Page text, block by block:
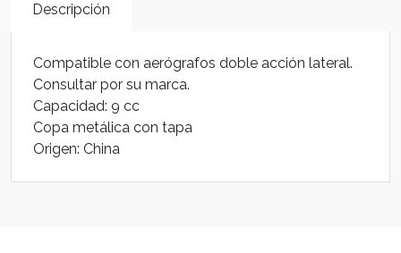
Descripción
Compatible con aerógrafos doble acción lateral.
Consultar por su marca.
Capacidad: 9 cc
Copa metálica con tapa
Origen: China